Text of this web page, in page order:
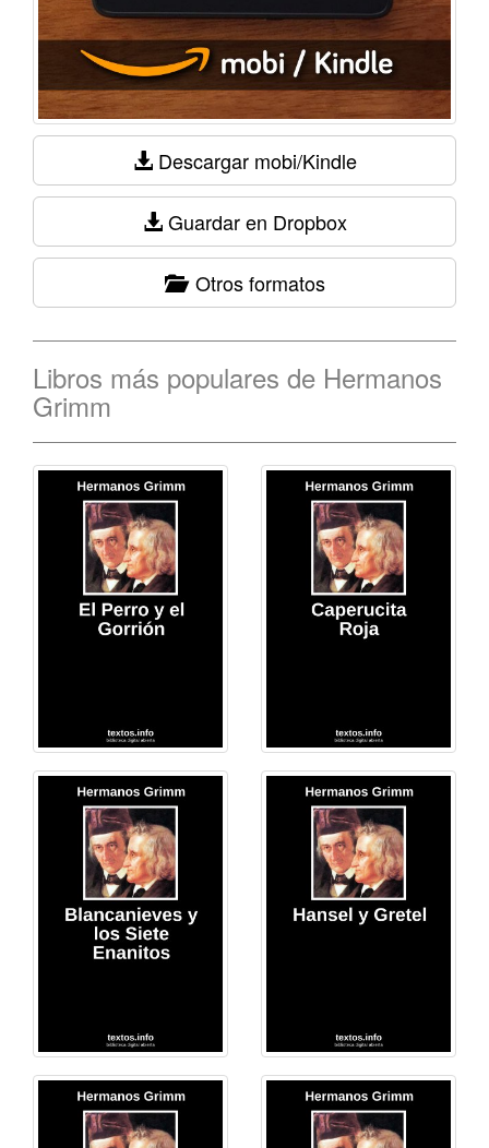
Descargar mobi/Kindle
Guardar en Dropbox
Otros formatos
Libros más populares de Hermanos
Grimm